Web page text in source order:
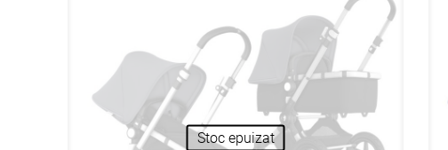
Stoc epuizat